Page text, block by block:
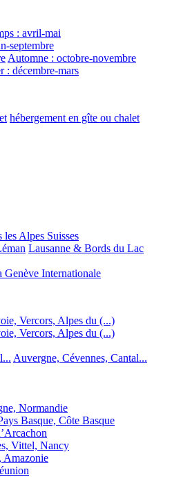
: avril-mai
septembre
Automne : octobre-novembre
: décembre-mars
hébergement en gîte ou chalet
les Alpes Suisses
Lausanne & Bords du Lac
Genève Internationale
Vercors, Alpes du (...)
Vercors, Alpes du (...)
Auvergne, Cévennes, Cantal...
Normandie
Basque, Côte Basque
Vittel, Nancy
Amazonie